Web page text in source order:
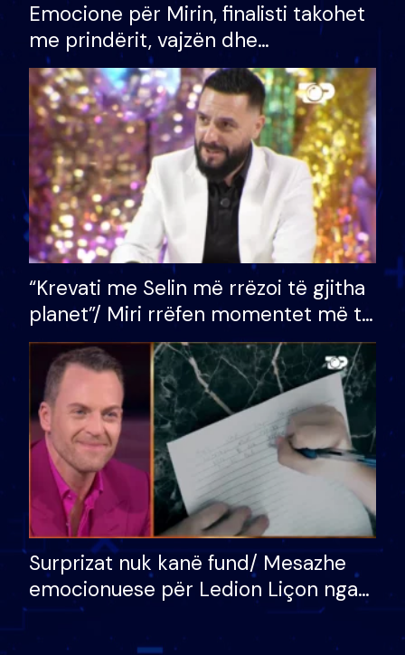
Emocione për Mirin, finalisti takohet
me prindërit, vajzën dhe
bashkëshorten: S’kemi ndonjë letër
divorci apo jo?
“Krevati me Selin më rrëzoi të gjitha
planet”/ Miri rrëfen momentet më të
bukura në shtëpinë e BB VIP: Do më
mungojë zilja e mëngjesit kur…
Surprizat nuk kanë fund/ Mesazhe
emocionuese për Ledion Liçon nga
nëna dhe fëmijët e tij, moderatori
nuk i mban dot lotët: Nuk meritoj…